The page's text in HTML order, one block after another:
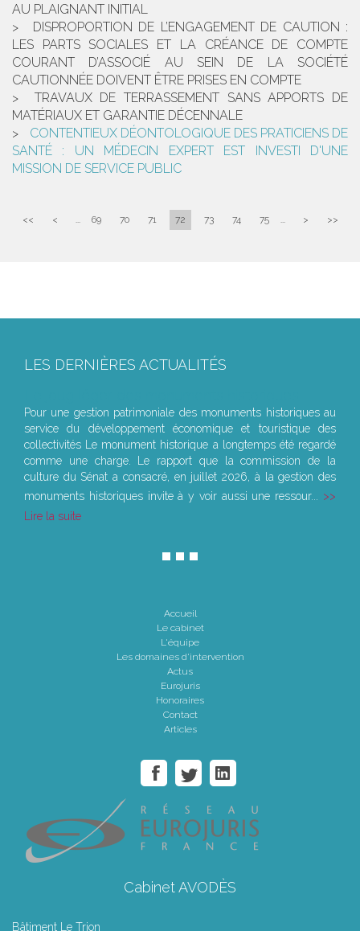
AU PLAIGNANT INITIAL
DISPROPORTION DE L’ENGAGEMENT DE CAUTION :
LES PARTS SOCIALES ET LA CRÉANCE DE COMPTE
COURANT D’ASSOCIÉ AU SEIN DE LA SOCIÉTÉ
CAUTIONNÉE DOIVENT ÊTRE PRISES EN COMPTE
TRAVAUX DE TERRASSEMENT SANS APPORTS DE
MATÉRIAUX ET GARANTIE DÉCENNALE
CONTENTIEUX DÉONTOLOGIQUE DES PRATICIENS DE
SANTÉ : UN MÉDECIN EXPERT EST INVESTI D'UNE
MISSION DE SERVICE PUBLIC
<< < ... 69 70 71 72 73 74 75 ... > >>
LES DERNIÈRES ACTUALITÉS
Pour une gestion patrimoniale des monuments historiques au
service du développement économique et touristique des
collectivités Le monument historique a longtemps été regardé
comme une charge. Le rapport que la commission de la
culture du Sénat a consacré, en juillet 2026, à la gestion des
monuments historiques invite à y voir aussi une ressour...
Lire la suite
Accueil
Le cabinet
L'équipe
Les domaines d'intervention
Actus
Eurojuris
Honoraires
Contact
Articles
Cabinet AVODÈS
Bâtiment Le Trion